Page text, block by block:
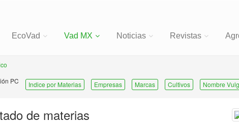
EcoVad Vad MX Noticias Revistas
PC
Indice por Materias Empresas Marcas Cultivos Nombre
de materias